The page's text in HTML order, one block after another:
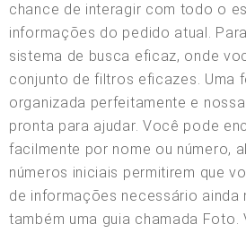
chance de interagir com todo o
informações do pedido atual.
sistema de busca eficaz, onde
conjunto de filtros eficazes. Uma
organizada perfeitamente e
pronta para ajudar. Você pode
facilmente por nome ou número,
números iniciais permitirem que
de informações necessário ainda
também uma guia chamada